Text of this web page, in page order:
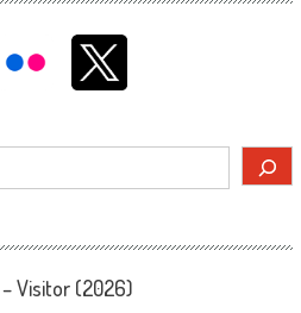
– Visitor (2026)